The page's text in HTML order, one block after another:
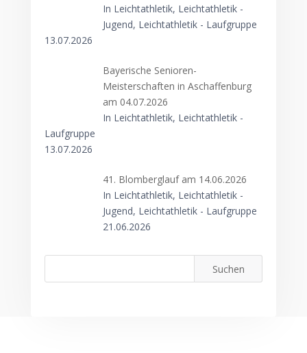
In Leichtathletik, Leichtathletik -
Jugend, Leichtathletik - Laufgruppe
13.07.2026
Bayerische Senioren-
Meisterschaften in Aschaffenburg
am 04.07.2026
In Leichtathletik, Leichtathletik -
Laufgruppe
13.07.2026
41. Blomberglauf am 14.06.2026
In Leichtathletik, Leichtathletik -
Jugend, Leichtathletik - Laufgruppe
21.06.2026